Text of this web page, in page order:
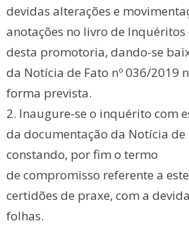
devidas alterações e
anotações no livro de Inquéritos
desta promotoria, dando-se
da Notícia de Fato nº 036/2019
forma prevista.
2. Inaugure-se o inquérito com
da documentação da Notícia de
constando, por fim o termo
de compromisso referente a
certidões de praxe, com a
folhas.